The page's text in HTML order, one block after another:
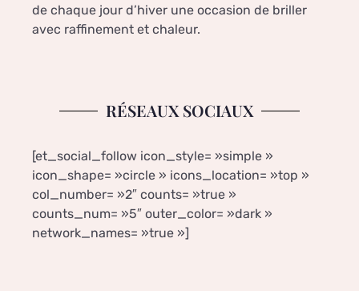
de chaque jour d’hiver une occasion de briller
avec raffinement et chaleur.
RÉSEAUX SOCIAUX
[et_social_follow icon_style= »simple »
icon_shape= »circle » icons_location= »top »
col_number= »2″ counts= »true »
counts_num= »5″ outer_color= »dark »
network_names= »true »]